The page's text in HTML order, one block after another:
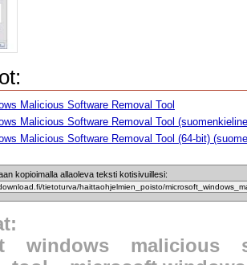
Malicious Software Removal Tool
Malicious Software Removal Tool
Malicious Software Removal Tool (64-bit)
kopioimalla allaoleva teksti kotisivuillesi:
windows malicious